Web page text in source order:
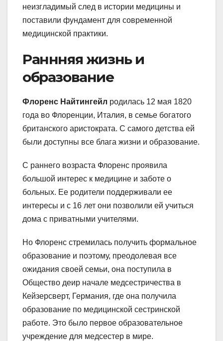
неизгладимый след в истории медицины и
поставили фундамент для современной
медицинской практики.
Раннняя жизнь и
образование
Флоренс Найтингейл родилась 12 мая 1820
года во Флоренции, Италия, в семье богатого
британского аристократа. С самого детства ей
были доступны все блага жизни и образование.
С раннего возраста Флоренс проявила
большой интерес к медицине и заботе о
больных. Ее родители поддерживали ее
интересы и с 16 лет они позволили ей учиться
дома с приватными учителями.
Но Флоренс стремилась получить формальное
образование и поэтому, преодолевая все
ожидания своей семьи, она поступила в
Общество деир начале медсестричества в
Кейзерсверт, Германия, где она получила
образование по медицинской сестринской
работе. Это было первое образовательное
учреждение для медсестер в мире.